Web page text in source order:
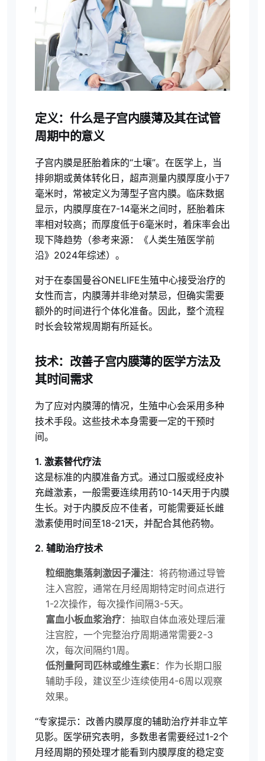
定义：什么是子宫内膜薄及其在试管
周期中的意义
子宫内膜是胚胎着床的“土壤”。在医学上，当
排卵期或黄体转化日，超声测量内膜厚度小于7
毫米时，常被定义为薄型子宫内膜。临床数据
显示，内膜厚度在7-14毫米之间时，胚胎着床
率相对较高；而厚度低于6毫米时，着床率会出
现下降趋势（参考来源：《人类生殖医学前
沿》2024年综述）。
对于在泰国曼谷ONELIFE生殖中心接受治疗的
女性而言，内膜薄并非绝对禁忌，但确实需要
额外的时间进行个体化准备。因此，整个流程
时长会较常规周期有所延长。
技术：改善子宫内膜薄的医学方法及
其时间需求
为了应对内膜薄的情况，生殖中心会采用多种
技术手段。这些技术本身需要一定的干预时
间。
1. 激素替代疗法
这是标准的内膜准备方式。通过口服或经皮补
充雌激素，一般需要连续用药10-14天用于内膜
生长。对于内膜反应不佳者，可能需要延长雌
激素使用时间至18-21天，并配合其他药物。
2. 辅助治疗技术
粒细胞集落刺激因子灌注：将药物通过导管
注入宫腔，通常在月经周期特定时间点进行
1-2次操作，每次操作间隔3-5天。
富血小板血浆治疗：抽取自体血液处理后灌
注宫腔，一个完整治疗周期通常需要2-3
次，每次间隔约1周。
低剂量阿司匹林或维生素E ：作为长期口服
辅助手段，建议至少连续使用4-6周以观察
效果。
“专家提示：改善内膜厚度的辅助治疗并非立竿
见影。医学研究表明，多数患者需要经过1-2个
月经周期的预处理才能看到内膜厚度的稳定变